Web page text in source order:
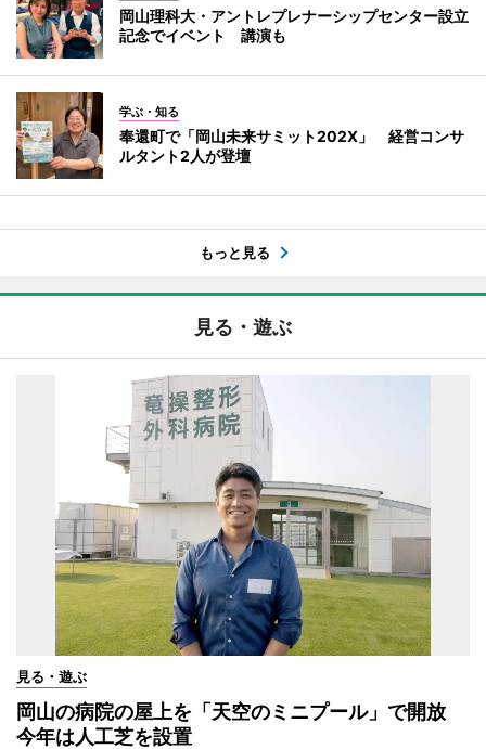
岡山理科大・アントレプレナーシップセンター設立
記念でイベント 講演も
学ぶ・知る
奉還町で「岡山未来サミット202X」 経営コンサ
ルタント2人が登壇
もっと見る
見る・遊ぶ
見る・遊ぶ
岡山の病院の屋上を「天空のミニプール」で開放
今年は人工芝を設置